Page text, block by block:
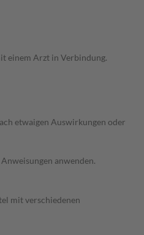
einem Arzt in Verbindung.
etwaigen Auswirkungen oder
anwenden.
mit verschiedenen